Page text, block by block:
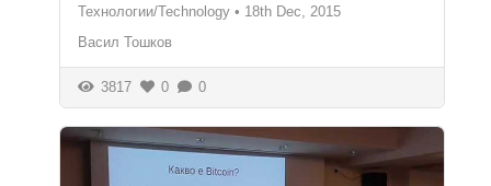
Технологии/Technology • 18th Dec, 2015
Васил Тошков
3817 0 0